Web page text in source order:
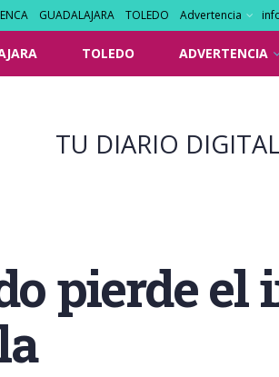
GUADALAJARA TOLEDO Advertencia
TOLEDO ADVERTENCIA
TU DIARIO
pierde el